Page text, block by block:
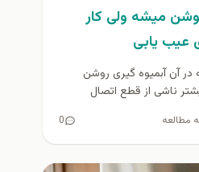
میشه ولی کار
عیب یابی
در آن آبمیوه گیری روشن
ناشی از قطع اتصال
0